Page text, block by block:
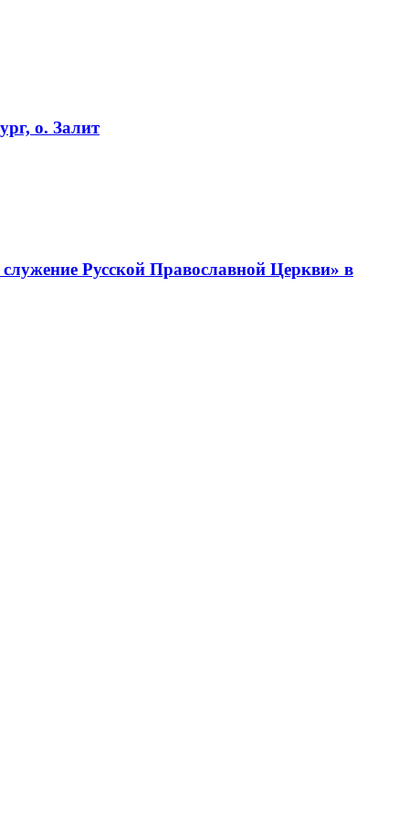
о. Залит
Русской Православной Церкви» в